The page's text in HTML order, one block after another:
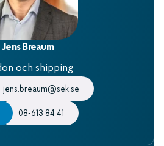
Jens Breaum
och shipping
jens.breaum@sek.se
08-613 84 41